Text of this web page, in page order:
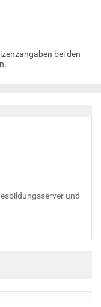
bei den
und